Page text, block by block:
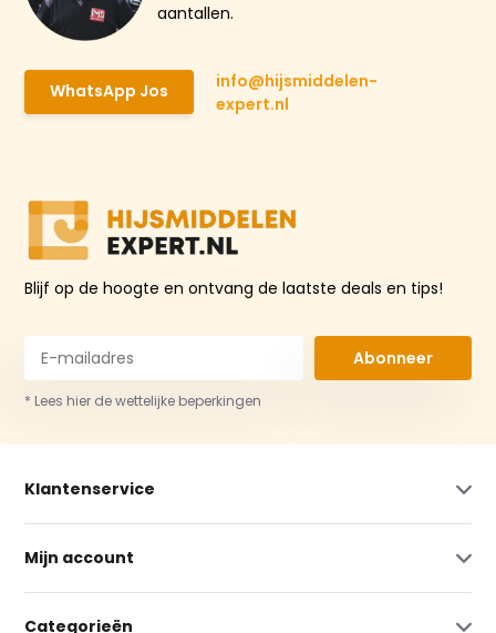
aantallen.
WhatsApp Jos
info@hijsmiddelen-
expert.nl
Blijf op de hoogte en ontvang de laatste deals en tips!
Abonneer
* Lees hier de wettelijke beperkingen
Klantenservice
Mijn account
Categorieën